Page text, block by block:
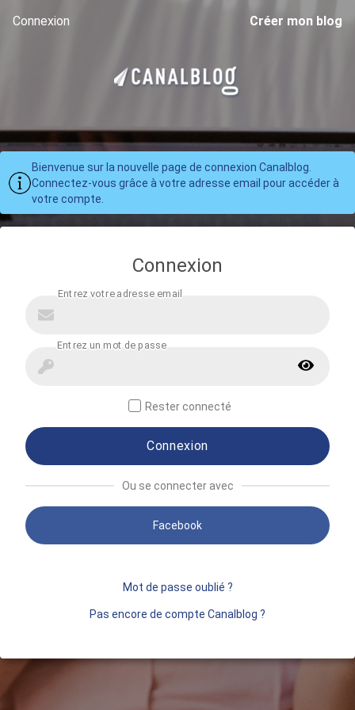
Connexion Créer mon blog
Bienvenue sur la nouvelle page de connexion Canalblog.
Connectez-vous grâce à votre adresse email pour accéder à
votre compte.
Connexion
Rester connecté
Connexion
Ou se connecter avec
Facebook
Mot de passe oublié ?
Pas encore de compte Canalblog ?